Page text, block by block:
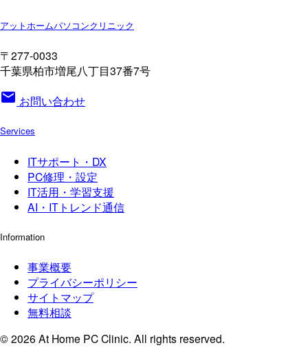
アットホームパソコンクリニック
〒277-0033
千葉県柏市増尾八丁目37番7号
mail お問い合わせ
Services
ITサポート・DX
PC修理・設定
IT活用・学習支援
AI・ITトレンド通信
Information
事業概要
プライバシーポリシー
サイトマップ
無料相談
© 2026 At Home PC Clinic. All rights reserved.